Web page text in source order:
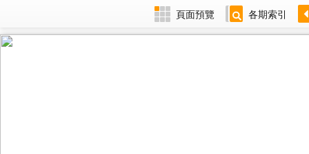
頁面預覽 各期索引